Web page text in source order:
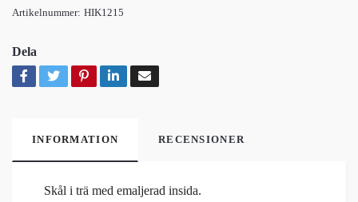
Artikelnummer: HIK1215
Dela
INFORMATION RECENSIONER
Skål i trä med emaljerad insida.